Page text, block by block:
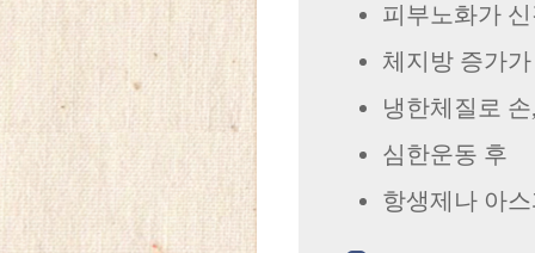
피부노화가
체지방 증가
냉한체질로
심한운동 후
항생제나 아